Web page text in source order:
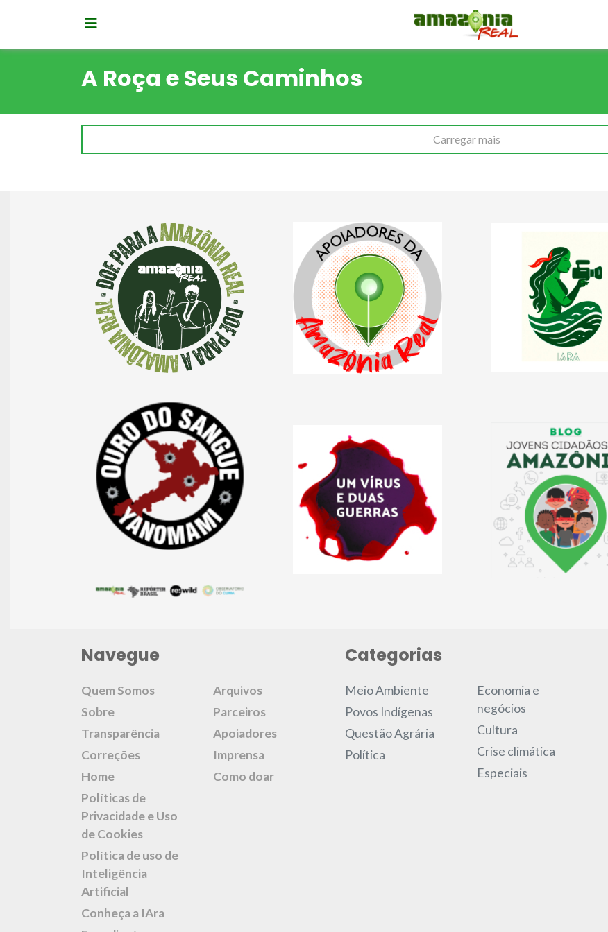
A Roça e Seus Caminhos
Carregar mais
Navegue
Quem Somos
Sobre
Transparência
Correções
Home
Políticas de
Privacidade e Uso
de Cookies
Política de uso de
Inteligência
Artificial
Conheça a IAra
Arquivos
Parceiros
Apoiadores
Imprensa
Como doar
Categorias
Meio Ambiente
Povos Indígenas
Questão Agrária
Política
Economia e
negócios
Cultura
Crise climática
Especiais